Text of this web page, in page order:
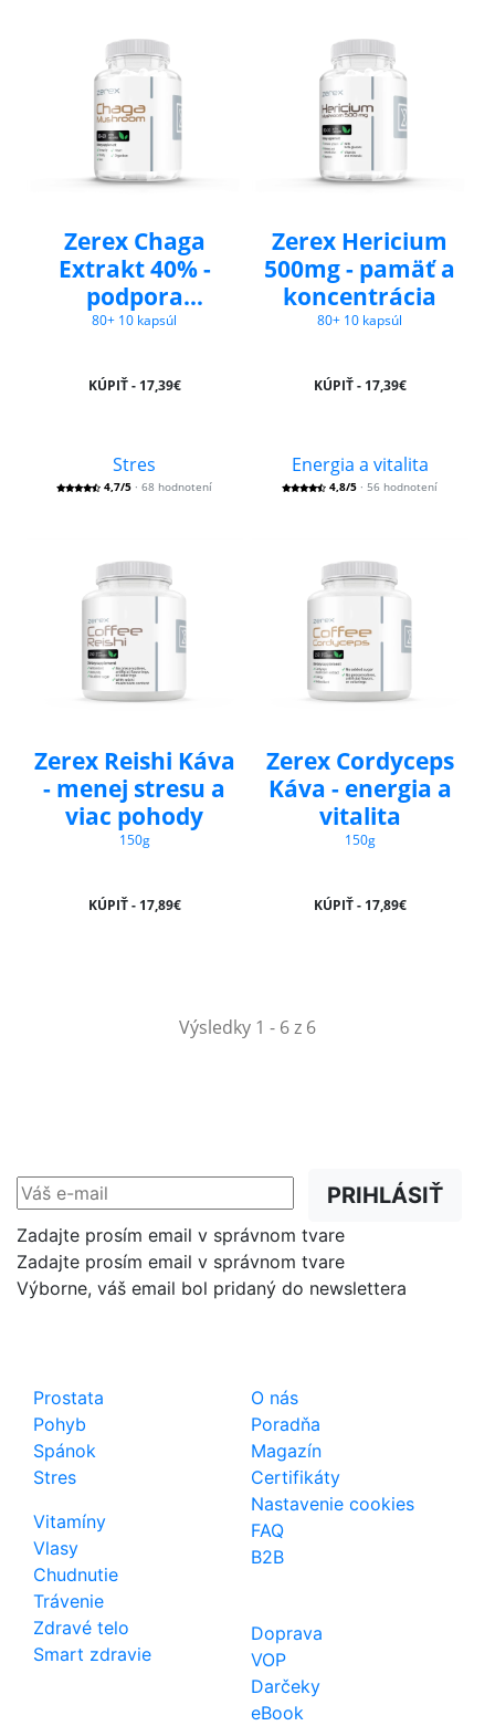
Zerex Chaga
Extrakt 40% -
podpora
obranyschopnosti
80+ 10 kapsúl
KÚPIŤ - 17,39€
Zerex Hericium
500mg - pamäť a
koncentrácia
80+ 10 kapsúl
KÚPIŤ - 17,39€
Stres
4,7/5 · 68 hodnotení
Zerex Reishi Káva
- menej stresu a
viac pohody
150g
KÚPIŤ - 17,89€
Energia a vitalita
4,8/5 · 56 hodnotení
Zerex Cordyceps
Káva - energia a
vitalita
150g
KÚPIŤ - 17,89€
Výsledky 1 - 6 z 6
PRIHLÁSIŤ
Zadajte prosím email v správnom tvare
Zadajte prosím email v správnom tvare
Výborne, váš email bol pridaný do newslettera
Prostata
Pohyb
Spánok
Stres
Vitamíny
Vlasy
Chudnutie
Trávenie
Zdravé telo
Smart zdravie
O nás
Poradňa
Magazín
Certifikáty
Nastavenie cookies
FAQ
B2B
Doprava
VOP
Darčeky
eBook